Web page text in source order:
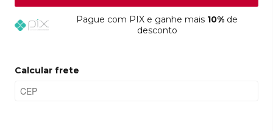
Pague com PIX e ganhe mais 10% de
desconto
Calcular frete